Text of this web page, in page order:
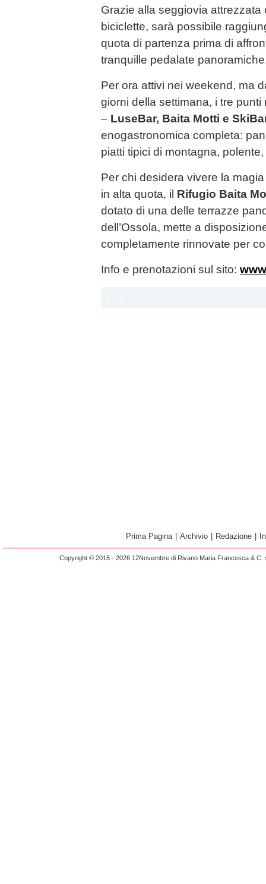
Grazie alla seggiovia
biciclette, sarà possibile
quota di partenza prima di
tranquille pedalate
Per ora attivi nei weekend, ma
giorni della settimana, i tre
– LuseBar, Baita Motti e
enogastronomica completa:
piatti tipici di montagna,
Per chi desidera vivere la
in alta quota, il Rifugio Baita
dotato di una delle terrazze
dell’Ossola, mette a
completamente rinnovate per
Info e prenotazioni sul sito:
Prima Pagina Archivio Redazione
Copyright © 2015 - 2026 12Novembre di Rivano Maria Francesca &